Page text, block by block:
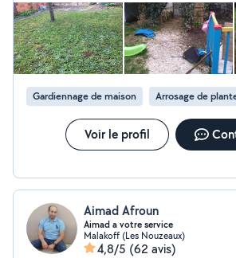
instructions précises et tout le matériel mis à
accepté sans réserve. Dès notre départ,
communication, pas de photos malgré nos
jours de canicule, plusieurs plantes étaient
demandes d’explications, il a répondu avec
d’abandon, puis a refusé de remettre nos clefs
payer sa mission, allant jusqu’à bloquer nos
dû gérer l’urgence à distance, enceinte et à
Comportement instable, attitude défensive
zéro fiabilité. Nous déconseillons fortement de
que ce soit, encore moins l'accès à votre
Gardiennage de maison Arrosage de
Voir le profil
Aimad Afroun
Aimad a votre service
Malakoff (Les Nouzeaux)
4,8/5 (62 avis)